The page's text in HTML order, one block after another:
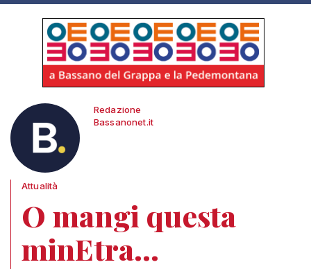
Redazione
Bassanonet.it
Attualità
O mangi questa
minEtra…